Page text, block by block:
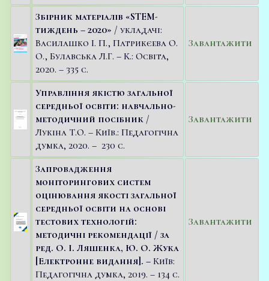
Збірник матеріалів «STEM-
тиждень – 2020» / укладачі:
Василашко І. П., Патрикєева О.
О., Булавська Л.Г. – К.: Освіта,
2020. – 335 с.
Завантажити
Управління якістю загальної
середньої освіти: навчально-
методичний посібник /
Лукіна Т.О. – Київ.: Педагогічна
думка, 2020. – 230 с.
Завантажити
Запровадження
моніторингових систем
оцінювання якості загальної
середньої освіти на основі
тестових технологій:
методичні рекомендації / за
ред. О. І. Ляшенка, Ю. О. Жука
[Електронне видання]. – Київ:
Педагогічна думка, 2019. – 134 с.
Завантажити